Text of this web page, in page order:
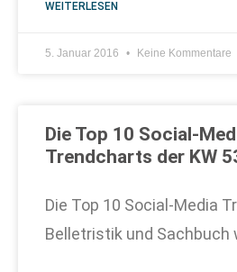
WEITERLESEN
5. Januar 2016 Keine Kommentare
Die Top 10 Social-
Trendcharts der KW
Die Top 10 Social-Media
Belletristik und Sachbuch